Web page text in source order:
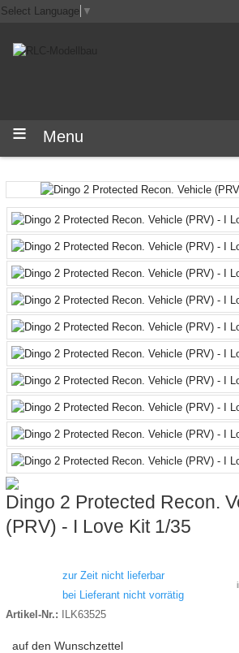
Select Language ▼
Menu
Dingo 2 Protected Recon.
(PRV) - I Love Kit 1/35
zur Zeit nicht lieferbar
bei Lieferant nicht vorrätig
Artikel-Nr.: ILK63525
auf den Wunschzettel